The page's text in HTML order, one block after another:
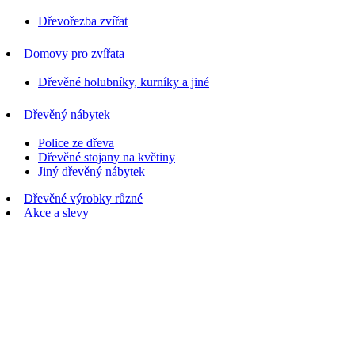
Dřevořezba zvířat
Domovy pro zvířata
Dřevěné holubníky, kurníky a jiné
Dřevěný nábytek
Police ze dřeva
Dřevěné stojany na květiny
Jiný dřevěný nábytek
Dřevěné výrobky různé
Akce a slevy